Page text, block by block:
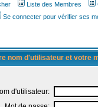
Liste des Membres
Se connecter pour vérifier ses
nom d'utilisateur et votre
d'utilisateur: